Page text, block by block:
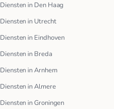
Diensten in Den Haag
Diensten in Utrecht
Diensten in Eindhoven
Diensten in Breda
Diensten in Arnhem
Diensten in Almere
Diensten in Groningen